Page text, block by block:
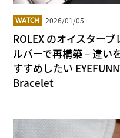
WATCH 2026/01/05
ROLEX のオイスター
ルバーで再構築 – 違い
すすめしたい
Bracelet